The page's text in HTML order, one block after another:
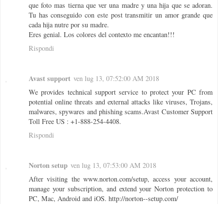
que foto mas tierna que ver una madre y una hija que se adoran.
Tu has conseguido con este post transmitir un amor grande que
cada hija nutre por su madre.
Eres genial. Los colores del contexto me encantan!!!
Rispondi
Avast support ven lug 13, 07:52:00 AM 2018
We provides technical support service to protect your PC from
potential online threats and external attacks like viruses, Trojans,
malwares, spywares and phishing scams.Avast Customer Support
Toll Free US : +1-888-254-4408.
Rispondi
Norton setup ven lug 13, 07:53:00 AM 2018
After visiting the www.norton.com/setup, access your account,
manage your subscription, and extend your Norton protection to
PC, Mac, Android and iOS. http://norton--setup.com/